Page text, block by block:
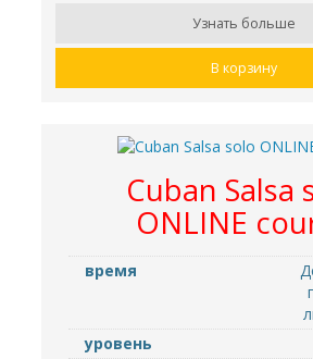
Узнать больше
В корзину
Cuban Salsa
ONLINE
время
уровень